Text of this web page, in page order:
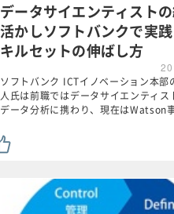
データサイエンティスト
活かしソフトバンクで実
キルセットの伸ばし方
ソフトバンク ICTイノベーション本部
人氏は前職ではデータサイエンティス
データ分析に携わり、現在はWatson